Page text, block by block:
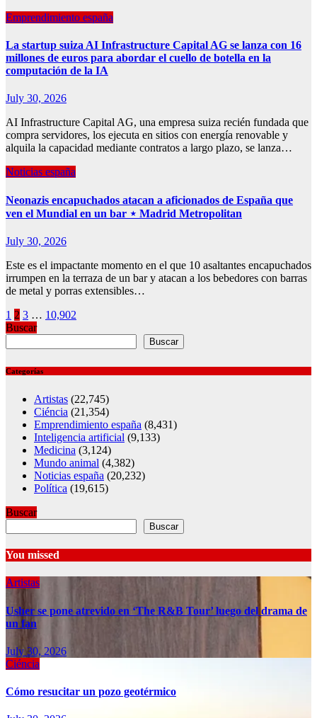
Emprendimiento españa
La startup suiza AI Infrastructure Capital AG se lanza con 16
millones de euros para abordar el cuello de botella en la
computación de la IA
July 30, 2026
AI Infrastructure Capital AG, una empresa suiza recién fundada que
compra servidores, los ejecuta en sitios con energía renovable y
alquila la capacidad mediante contratos a largo plazo, se lanza…
Noticias españa
Neonazis encapuchados atacan a aficionados de España que
ven el Mundial en un bar ⋆ Madrid Metropolitan
July 30, 2026
Este es el impactante momento en el que 10 asaltantes encapuchados
irrumpen en la terraza de un bar y atacan a los bebedores con barras
de metal y porras extensibles…
Posts
pagination
1 2 3 … 10,902
Buscar
Buscar
Categorías
Artistas (22,745)
Ciéncia (21,354)
Emprendimiento españa (8,431)
Inteligencia artificial (9,133)
Medicina (3,124)
Mundo animal (4,382)
Noticias españa (20,232)
Política (19,615)
Buscar
Buscar
You missed
Artistas
Usher se pone atrevido en ‘The R&B Tour’ luego del drama de
un fan
July 30, 2026
Ciéncia
Cómo resucitar un pozo geotérmico